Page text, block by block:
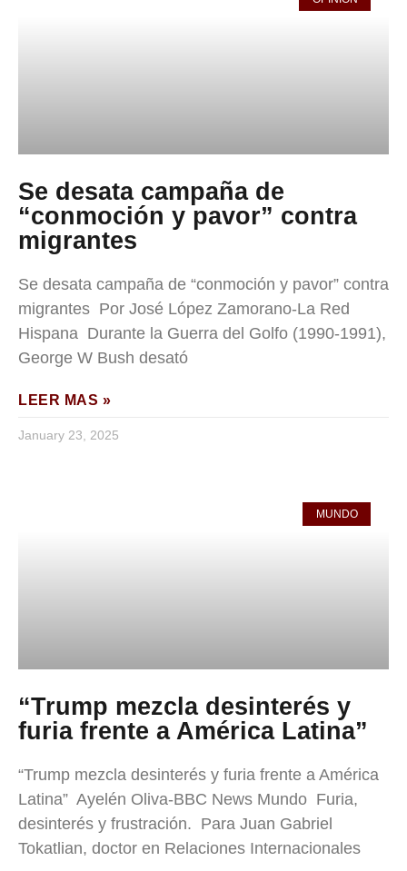
Se desata campaña de
“conmoción y pavor” contra
migrantes
Se desata campaña de “conmoción y pavor” contra
migrantes Por José López Zamorano-La Red
Hispana Durante la Guerra del Golfo (1990-1991),
George W Bush desató
LEER MAS »
January 23, 2025
MUNDO
“Trump mezcla desinterés y
furia frente a América Latina”
“Trump mezcla desinterés y furia frente a América
Latina” Ayelén Oliva-BBC News Mundo Furia,
desinterés y frustración. Para Juan Gabriel
Tokatlian, doctor en Relaciones Internacionales